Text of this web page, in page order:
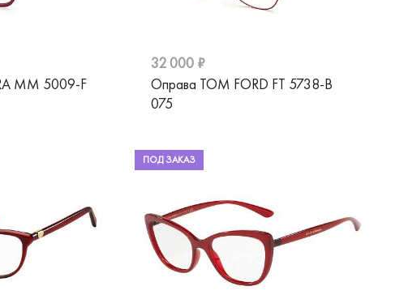
MM 5009-F
32 000 ₽
Оправа TOM FORD FT 5738-B
075
ПОД ЗАКАЗ